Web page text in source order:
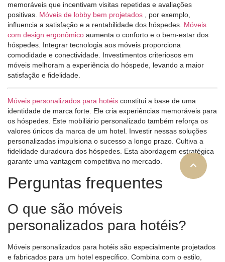
memoráveis ​​que incentivam visitas repetidas e avaliações
positivas. Móveis de lobby bem projetados , por exemplo,
influencia a satisfação e a rentabilidade dos hóspedes. Móveis
com design ergonômico aumenta o conforto e o bem-estar dos
hóspedes. Integrar tecnologia aos móveis proporciona
comodidade e conectividade. Investimentos criteriosos em
móveis melhoram a experiência do hóspede, levando a maior
satisfação e fidelidade.
Móveis personalizados para hotéis constitui a base de uma
identidade de marca forte. Ele cria experiências memoráveis ​​para
os hóspedes. Este mobiliário personalizado também reforça os
valores únicos da marca de um hotel. Investir nessas soluções
personalizadas impulsiona o sucesso a longo prazo. Cultiva a
fidelidade duradoura dos hóspedes. Esta abordagem estratégica
garante uma vantagem competitiva no mercado.
Perguntas frequentes
O que são móveis
personalizados para hotéis?
Móveis personalizados para hotéis são especialmente projetados
e fabricados para um hotel específico. Combina com o estilo,